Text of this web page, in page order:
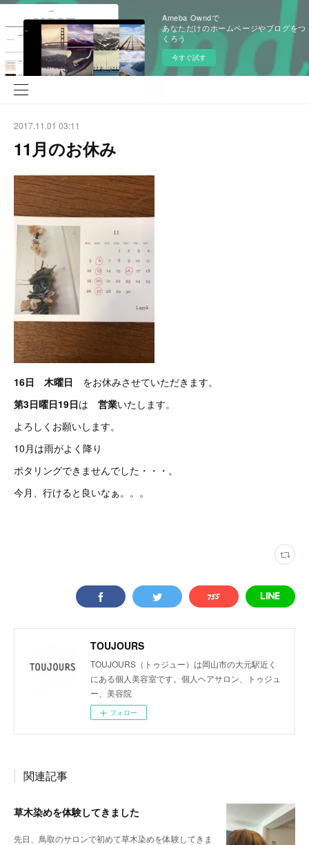
Ameba Owndで
あなただけのホームページやブログをつ
くろう
今すぐ試す
2017.11.01 03:11
11月のお休み
16日 木曜日 をお休みさせていただきます。
第3日曜日19日は 営業いたします。
よろしくお願いします。
10月は雨がよく降り
ポタリングできませんでした・・・。
今月、行けると良いなぁ。。。
TOUJOURS
TOUJOURS（トゥジュー）は岡山市の大元駅近く
にある個人美容室です。個人ヘアサロン、トゥジュ
ー、美容院
フォロー
関連記事
草木染めを体験してきました
先日、鳥取のサロンで初めて草木染めを体験してきま